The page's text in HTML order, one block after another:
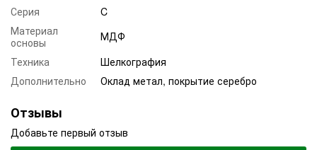
Серия
C
Материал
основы
МДФ
Техника
Шелкография
Дополнительно
Оклад метал, покрытие серебро
Отзывы
Добавьте первый отзыв